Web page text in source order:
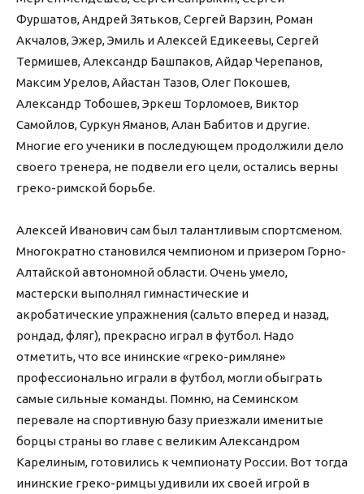
Фуршатов, Андрей Зятьков, Сергей Варзин, Роман
Акчалов, Эжер, Эмиль и Алексей Едикеевы, Сергей
Термишев, Александр Башпаков, Айдар Черепанов,
Максим Урелов, Айастан Тазов, Олег Покошев,
Александр Тобошев, Эркеш Торломоев, Виктор
Самойлов, Суркун Яманов, Алан Бабитов и другие.
Многие его ученики в последующем продолжили дело
своего тренера, не подвели его цели, остались верны
греко-римской борьбе.
Алексей Иванович сам был талантливым спортсменом.
Многократно становился чемпионом и призером Горно-
Алтайской автономной области. Очень умело,
мастерски выполнял гимнастические и
акробатические упражнения (сальто вперед и назад,
рондад, фляг), прекрасно играл в футбол. Надо
отметить, что все ининские «греко-римляне»
профессионально играли в футбол, могли обыграть
самые сильные команды. Помню, на Семинском
перевале на спортивную базу приезжали именитые
борцы страны во главе с великим Александром
Карелиным, готовились к чемпионату России. Вот тогда
ининские греко-римцы удивили их своей игрой в